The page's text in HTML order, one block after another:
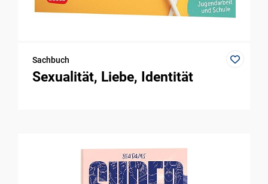
Sachbuch
Sexualität, Liebe, Identität